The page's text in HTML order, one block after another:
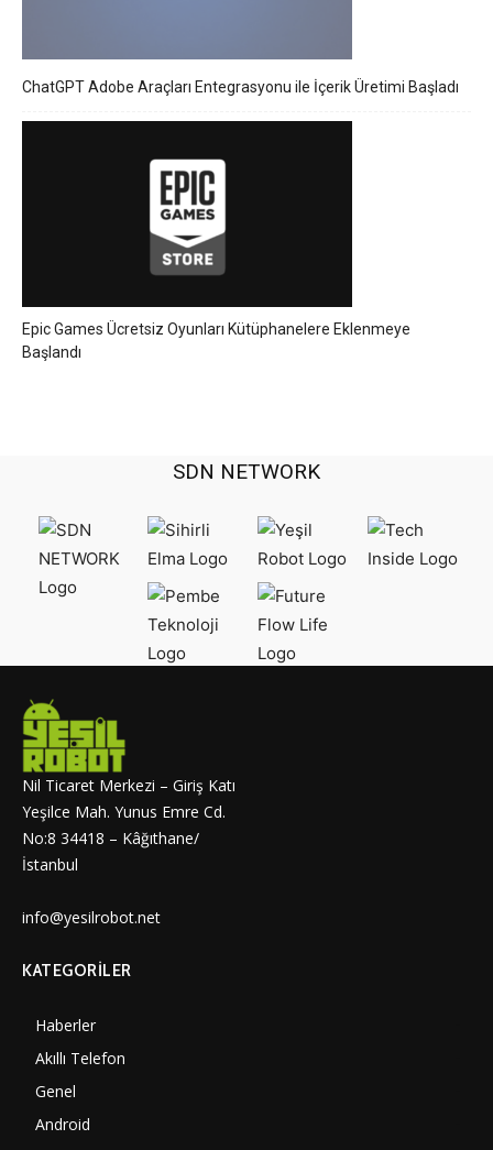
ChatGPT Adobe Araçları Entegrasyonu ile İçerik Üretimi Başladı
Epic Games Ücretsiz Oyunları Kütüphanelere Eklenmeye
Başlandı
SDN NETWORK
Nil Ticaret Merkezi – Giriş Katı
Yeşilce Mah. Yunus Emre Cd.
No:8 34418 – Kâğıthane/
İstanbul
info@yesilrobot.net
KATEGORILER
Haberler
Akıllı Telefon
Genel
Android